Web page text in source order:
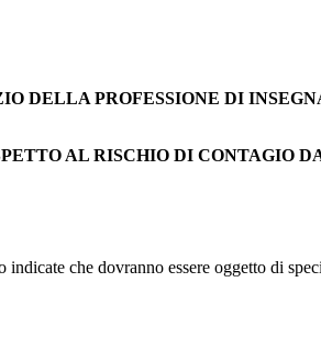
PROFESSIONE DI
AL RISCHIO DI CONTAGIO
che dovranno essere oggetto di